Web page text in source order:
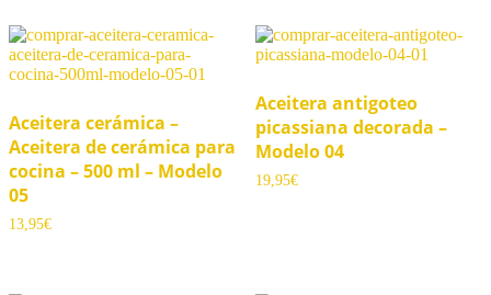
Aceitera cerámica –
Aceitera de cerámica para
cocina – 500 ml – Modelo
05
13,95€
Aceitera antigoteo
picassiana decorada –
Modelo 04
19,95€